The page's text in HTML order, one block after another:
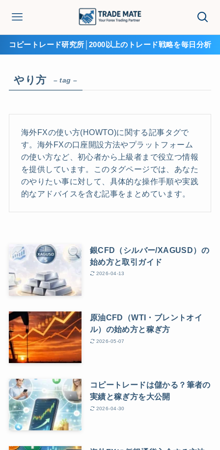
コピートレード研究所│2000以上のトレード戦略を毎日分析
やり方 – tag –
海外FXの使い方(HOWTO)に関する記事タグで
す。海外FXの口座開設方法やプラットフォーム
の使い方など、初心者から上級者まで役立つ情報
を提供しています。このタグページでは、あなた
のやりたい事に対して、具体的な操作手順や実践
的なアドバイスを含む記事をまとめています。
銀CFD（シルバー/XAGUSD）の
始め方と取引ガイド
2026-04-13
原油CFD（WTI・ブレントオイ
ル）の始め方と稼ぎ方
2026-05-07
コピートレードは儲かる？筆者の
実績と稼ぎ方を大公開
2026-04-30